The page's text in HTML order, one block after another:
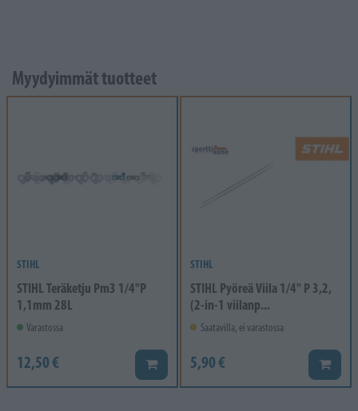
Myydyimmät tuotteet
STIHL
STIHL Teräketju Pm3 1/4"P
1,1mm 28L
Varastossa
12,50 € Lisää koriin
STIHL
STIHL Pyöreä Viila 1/4" P 3,2,
(2-in-1 viilanp...
Saatavilla, ei varastossa
5,90 € Lisää